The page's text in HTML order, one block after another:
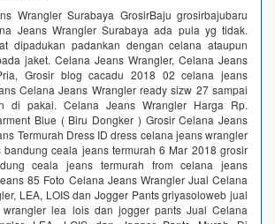
Wrangler Surabaya GrosirBaju grosirbajubaru
Jeans Wrangler Surabaya ada pula yg tidak.
dipadukan padankan dengan celana ataupun
jaket. Celana Jeans Wrangler, Celana Jeans
Grosir blog cacadu 2018 02 celana jeans
Celana Jeans Wrangler ready sizw 27 sampai
di pakai. Celana Jeans Wrangler Harga Rp.
Blue ( Biru Dongker ) Grosir Celana Jeans
Termurah Dress ID dress celana jeans wrangler
ceala jeans termurah 6 Mar 2018 grosir
ceala jeans termurah from celana jeans
85 Foto Celana Jeans Wrangler Jual Celana
LEA, LOIS dan Jogger Pants griyasoloweb jual
lea lois dan jogger pants Jual Celana